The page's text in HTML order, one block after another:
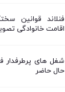
فنلاند قوانین
اقامت خانوادگی
شغل های پرطرفدار
حال حاضر